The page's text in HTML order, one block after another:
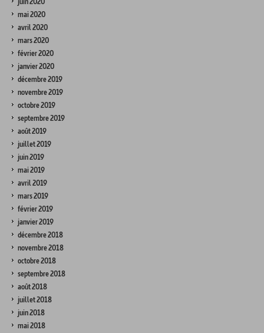
mai 2020
avril 2020
mars 2020
février 2020
janvier 2020
décembre 2019
novembre 2019
octobre 2019
septembre 2019
août 2019
juillet 2019
juin 2019
mai 2019
avril 2019
mars 2019
février 2019
janvier 2019
décembre 2018
novembre 2018
octobre 2018
septembre 2018
août 2018
juillet 2018
juin 2018
mai 2018